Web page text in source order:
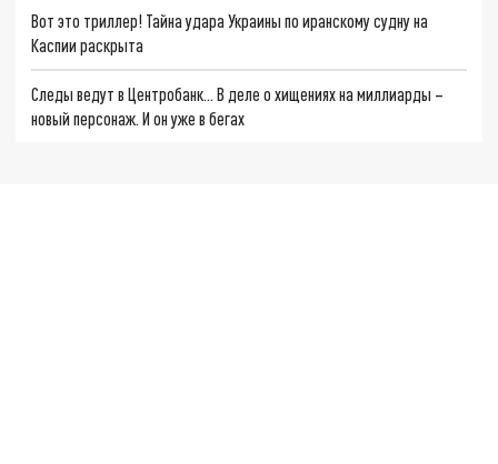
Вот это триллер! Тайна удара Украины по иранскому судну на
Каспии раскрыта
Следы ведут в Центробанк… В деле о хищениях на миллиарды –
новый персонаж. И он уже в бегах